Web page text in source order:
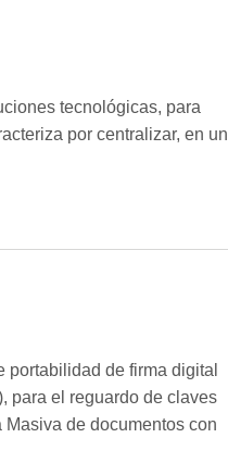
tecnológicas, para
por centralizar, en un
de firma digital
para el reguardo de claves
de documentos con